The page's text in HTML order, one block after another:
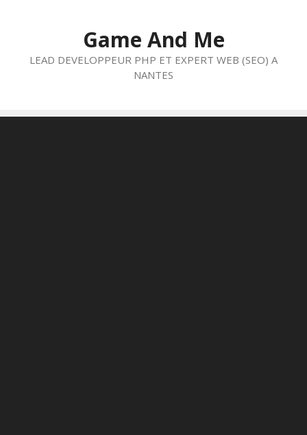
Game And Me
LEAD DEVELOPPEUR PHP ET EXPERT WEB (SEO) A
NANTES